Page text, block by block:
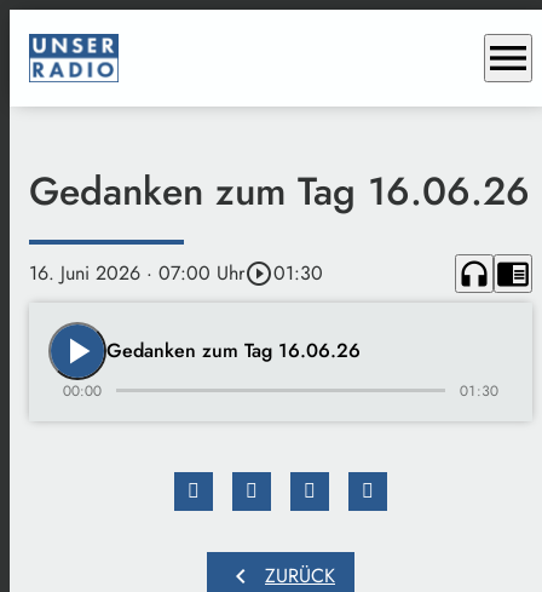
menu
Gedanken zum Tag 16.06.26
16. Juni 2026 · 07:00 Uhrplay_circle_outline01:30 headphones chrome_reader_mode
play_arrow Gedanken zum Tag 16.06.26
00:00 01:30
chevron_left ZURÜCK